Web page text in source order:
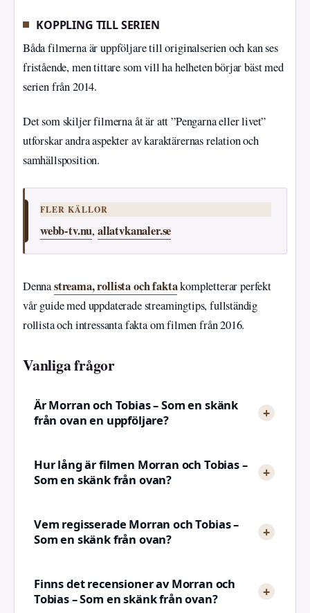
KOPPLING TILL SERIEN
Båda filmerna är uppföljare till originalserien och kan ses
fristående, men tittare som vill ha helheten börjar bäst med
serien från 2014.
Det som skiljer filmerna åt är att ”Pengarna eller livet”
utforskar andra aspekter av karaktärernas relation och
samhällsposition.
FLER KÄLLOR
webb-tv.nu,allatvkanaler.se
Dennastreama, rollista och faktakompletterar perfekt
vår guide med uppdaterade streamingtips, fullständig
rollista och intressanta fakta om filmen från 2016.
Vanliga frågor
Är Morran och Tobias – Som en skänk
från ovan en uppföljare?
Hur lång är filmen Morran och Tobias –
Som en skänk från ovan?
Vem regisserade Morran och Tobias –
Som en skänk från ovan?
Finns det recensioner av Morran och
Tobias – Som en skänk från ovan?